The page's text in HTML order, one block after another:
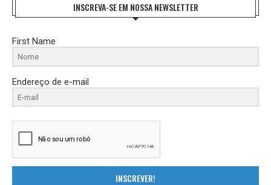
INSCREVA-SE EM NOSSA NEWSLETTER
First Name
Endereço de e-mail
INSCREVER!